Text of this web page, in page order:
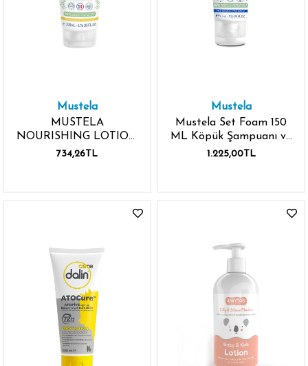
Mustela
MUSTELA
NOURISHING LOTION
WITH COLD CREAM
734,26TL
Mustela
Mustela Set Foam 150
ML Köpük Şampuanı ve
40 ML Saç
1.225,00TL